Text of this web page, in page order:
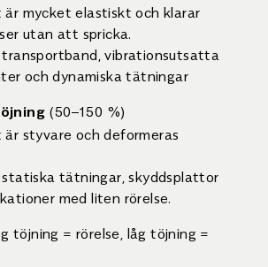
mycket elastiskt och klarar
utan att spricka.
transportband, vibrationsutsatta
och dynamiska tätningar
(50–150 %)
styvare och deformeras
statiska tätningar, skyddsplattor
med liten rörelse.
töjning = rörelse, låg töjning =